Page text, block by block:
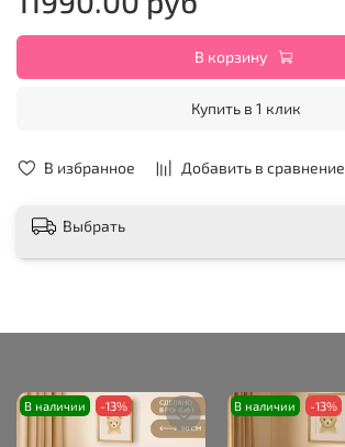
В избранное Добавить в сравнение
В корзину
Купить в 1 клик
Выбрать
В наличии -13% В наличии -13%